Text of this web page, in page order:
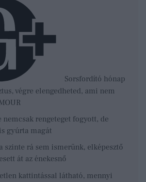
Sorsfordító hónap
végre elengedheted, ami nem
nemcsak rengeteget fogyott, de
gyúrta magát
szinte rá sem ismerünk, elképesztő
át az énekesnő
kattintással látható, mennyi